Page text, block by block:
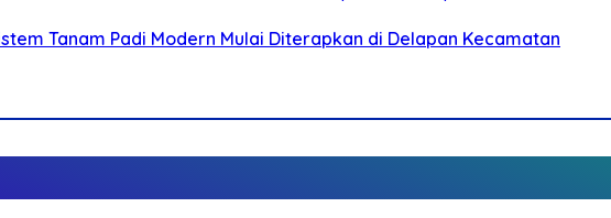
Tanam Padi Modern Mulai Diterapkan di Delapan Kecamatan